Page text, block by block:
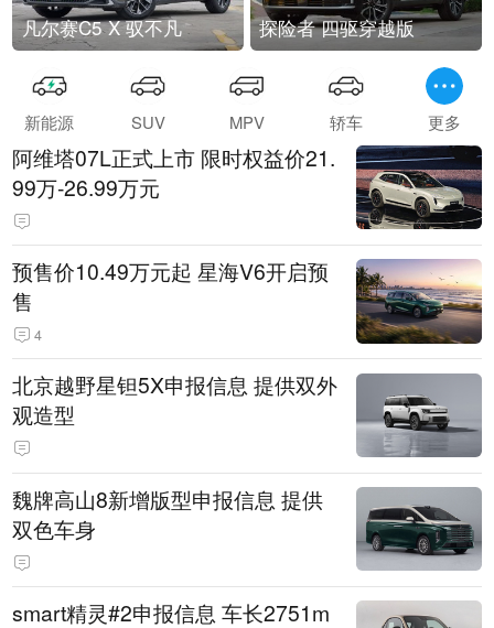
凡尔赛C5 X 驭不凡 探险者 四驱穿越版
新能源 SUV MPV 轿车 更多
阿维塔07L正式上市 限时权益价21.
99万-26.99万元
预售价10.49万元起 星海V6开启预
售
4
北京越野星钽5X申报信息 提供双外
观造型
魏牌高山8新增版型申报信息 提供
双色车身
smart精灵#2申报信息 车长2751m